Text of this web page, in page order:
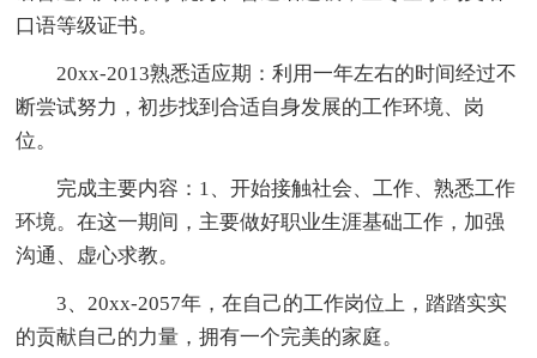
口语等级证书。
20xx-2013熟悉适应期：利用一年左右的时间经过不
断尝试努力，初步找到合适自身发展的工作环境、岗
位。
完成主要内容：1、开始接触社会、工作、熟悉工作
环境。在这一期间，主要做好职业生涯基础工作，加强
沟通、虚心求教。
3、20xx-2057年，在自己的工作岗位上，踏踏实实
的贡献自己的力量，拥有一个完美的家庭。